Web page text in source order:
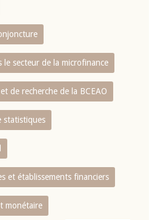
le secteur de la microfinance
de recherche de la BCEAO
statistiques
et établissements financiers
monétaire